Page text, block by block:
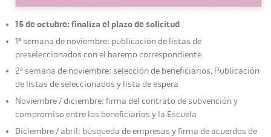
15 de octubre: finaliza el plazo de solicitud
1ª semana de noviembre: publicación de listas de
preseleccionados con el baremo correspondiente.
2ª semana de noviembre: selección de beneficiarios. Publicación
de listas de seleccionados y lista de espera
Noviembre / diciembre: firma del contrato de subvención y
compromiso entre los beneficiarios y la Escuela
Diciembre / abril: búsqueda de empresas y firma de acuerdos de